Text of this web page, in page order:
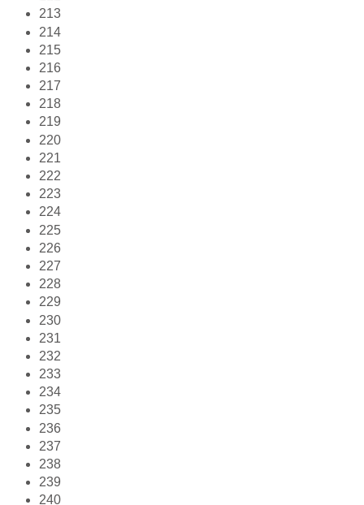
213
214
215
216
217
218
219
220
221
222
223
224
225
226
227
228
229
230
231
232
233
234
235
236
237
238
239
240